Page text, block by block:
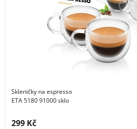
Skleničky na espresso
ETA 5180 91000 sklo
Cena s DPH:
299 Kč